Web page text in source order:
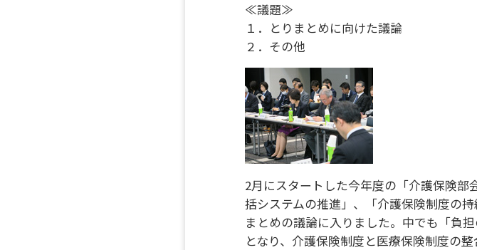
≪議題≫
１．とりまとめに向けた議論
２．その他
2月にスタートした今年度の「介護保険
括システムの推進」、「介護保険制度の
まとめの議論に入りました。中でも「負
となり、介護保険制度と医療保険制度の